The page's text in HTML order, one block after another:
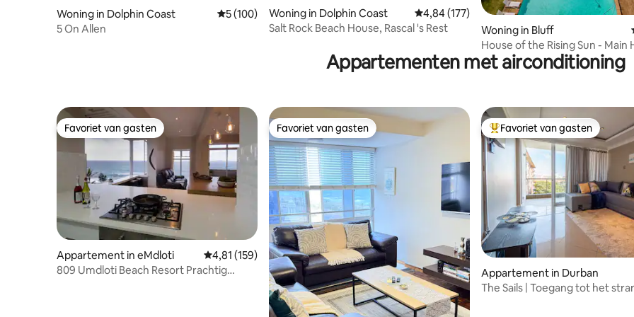
Woning in Dolphin Coast Gemiddelde beoordeling van 5 op 5, 100 recensies
5 (100)
5 On Allen
Woning in Dolphin Coast Gemiddelde beoordeling van 4,84 op 5, 177
4,84 (177)
Salt Rock Beach House, Rascal 's Rest
Woning in Bluff
House of the Rising Sun - Main
Appartementen met airconditioning
Favoriet van gasten
Favoriet van gasten
Appartement in eMdloti Gemiddelde beoordeling van 4,81 op 5, 159 recensies
4,81 (159)
809 Umdloti Beach Resort Prachtig
Favoriet van gasten
Favoriet van gasten Topfavoriet van gasten
Favoriet van gasten
Appartement in Durban
The Sails | Toegang tot het